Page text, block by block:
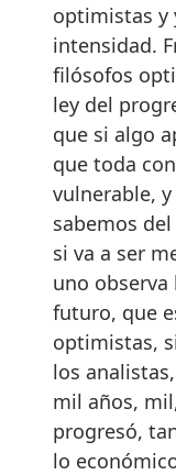
optimistas y
intensidad.
filósofos
ley del
que si algo
que toda
vulnerable,
sabemos
si va a ser
uno
futuro, que
optimistas,
los
mil años,
progresó,
lo